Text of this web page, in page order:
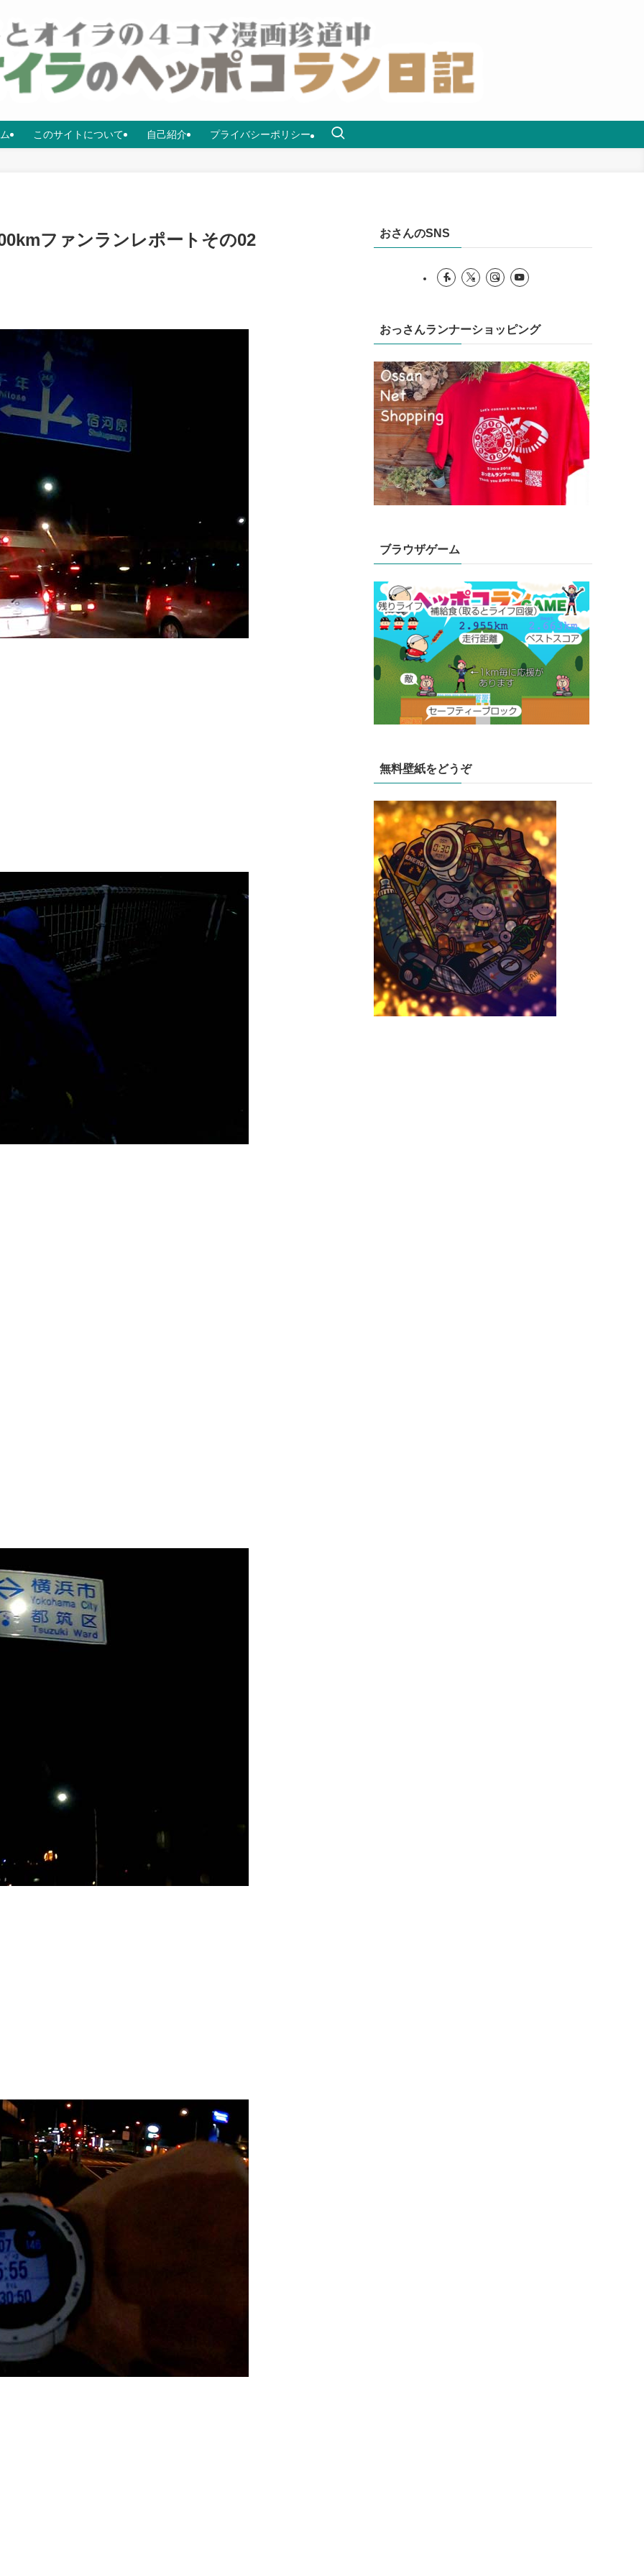
このサイトについて 自己紹介 プライバシーポリシー
ファンランレポートその02 おさんのSNS
おっさんランナーショッピング
ブラウザゲーム
無料壁紙をどうぞ